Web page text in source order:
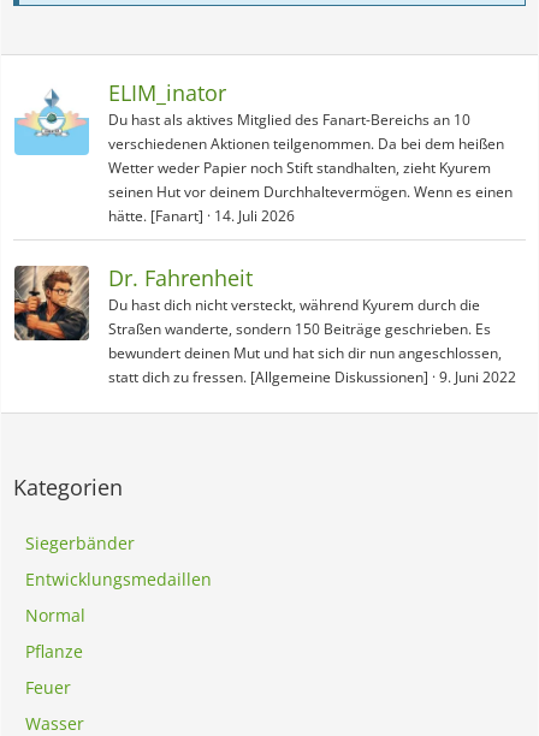
ELIM_inator
Du hast als aktives Mitglied des Fanart-Bereichs an 10
verschiedenen Aktionen teilgenommen. Da bei dem heißen
Wetter weder Papier noch Stift standhalten, zieht Kyurem
seinen Hut vor deinem Durchhaltevermögen. Wenn es einen
hätte. [Fanart]
14. Juli 2026
Dr. Fahrenheit
Du hast dich nicht versteckt, während Kyurem durch die
Straßen wanderte, sondern 150 Beiträge geschrieben. Es
bewundert deinen Mut und hat sich dir nun angeschlossen,
statt dich zu fressen. [Allgemeine Diskussionen] 9. Juni 2022
Kategorien
Siegerbänder
Entwicklungsmedaillen
Normal
Pflanze
Feuer
Wasser